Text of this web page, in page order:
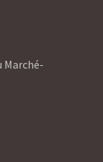
Marché-